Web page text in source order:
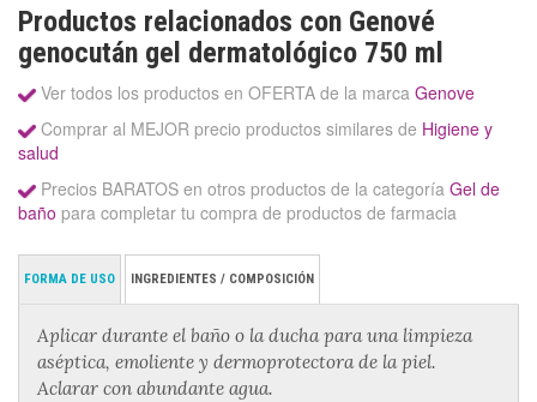
Productos relacionados con Genové
genocután gel dermatológico 750 ml
Ver todos los productos en OFERTA de la marca Genove
Comprar al MEJOR precio productos similares de Higiene y
salud
Precios BARATOS en otros productos de la categoría Gel de
baño para completar tu compra de productos de farmacia
FORMA DE USO INGREDIENTES / COMPOSICIÓN
Aplicar durante el baño o la ducha para una limpieza
aséptica, emoliente y dermoprotectora de la piel.
Aclarar con abundante agua.